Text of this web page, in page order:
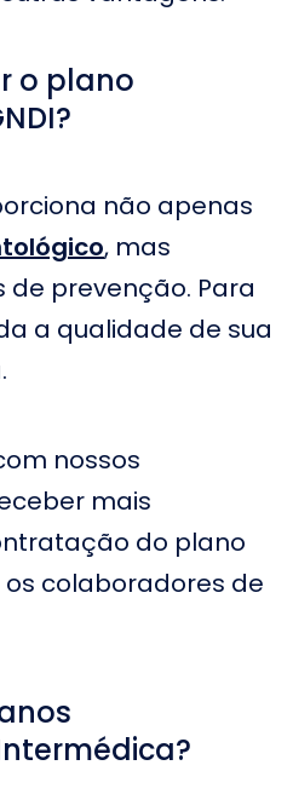
o plano
não apenas
, mas
prevenção. Para
a qualidade de sua
nossos
mais
do plano
colaboradores de